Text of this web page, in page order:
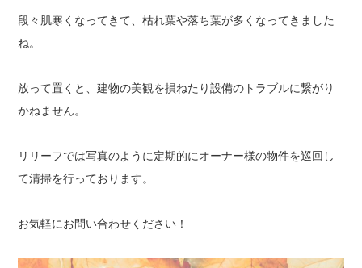
段々肌寒くなってきて、枯れ葉や落ち葉が多くなってきました
ね。
放って置くと、建物の美観を損ねたり設備のトラブルに繋がり
かねません。
リリーフでは写真のように定期的にオーナー様の物件を巡回し
て清掃を行っております。
お気軽にお問い合わせください！